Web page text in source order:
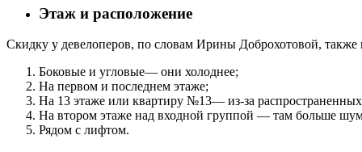
Этаж и расположение
Скидку у девелоперов, по словам Ирины Доброхотовой,
Боковые и угловые— они холоднее;
На первом и последнем этаже;
На 13 этаже или квартиру №13— из-за
На втором этаже над входной группой — там больше
Рядом с лифтом.